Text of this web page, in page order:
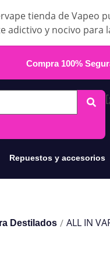
tienda de
adictivo y nocivo para
Compra 100%
Repuestos y accesorios
Destilados / ALL IN